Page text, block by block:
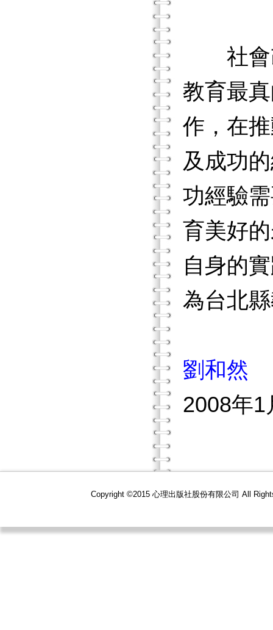
社會改
教育最
作，在
及成功
功經驗
育美好
自身的
為台北
劉和然
2008年1
Copyright ©2015 心理出版社股份有限公司 All